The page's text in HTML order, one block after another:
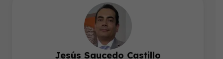
Jesús Saucedo Castillo